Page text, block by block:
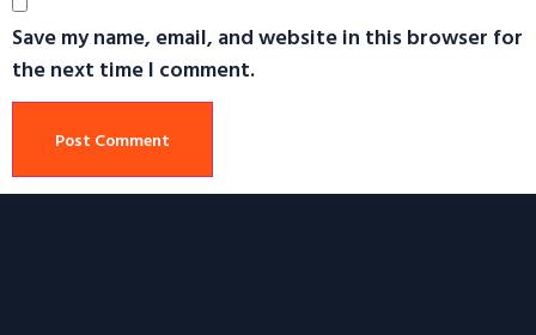
Save my name, email, and website in this browser for
the next time I comment.